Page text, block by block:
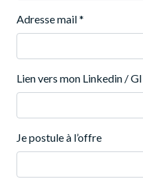
Adresse mail*
Lien vers mon Linkedin /
Je postule à l’offre